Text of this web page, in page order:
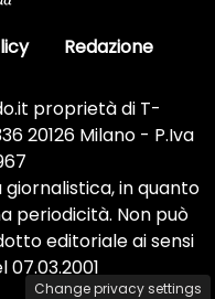
Redazione
proprietà di T-
20126 Milano - P.Iva
in quanto
periodicità. Non può
editoriale ai sensi
07.03.2001
Change privacy settings